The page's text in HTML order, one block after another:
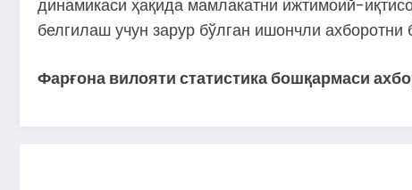
динамикаси ҳақида мамлакатни ижтимоий-
белгилаш учун зарур бўлган ишончли ахборотни
Фарғона вилояти статистика бошқармаси